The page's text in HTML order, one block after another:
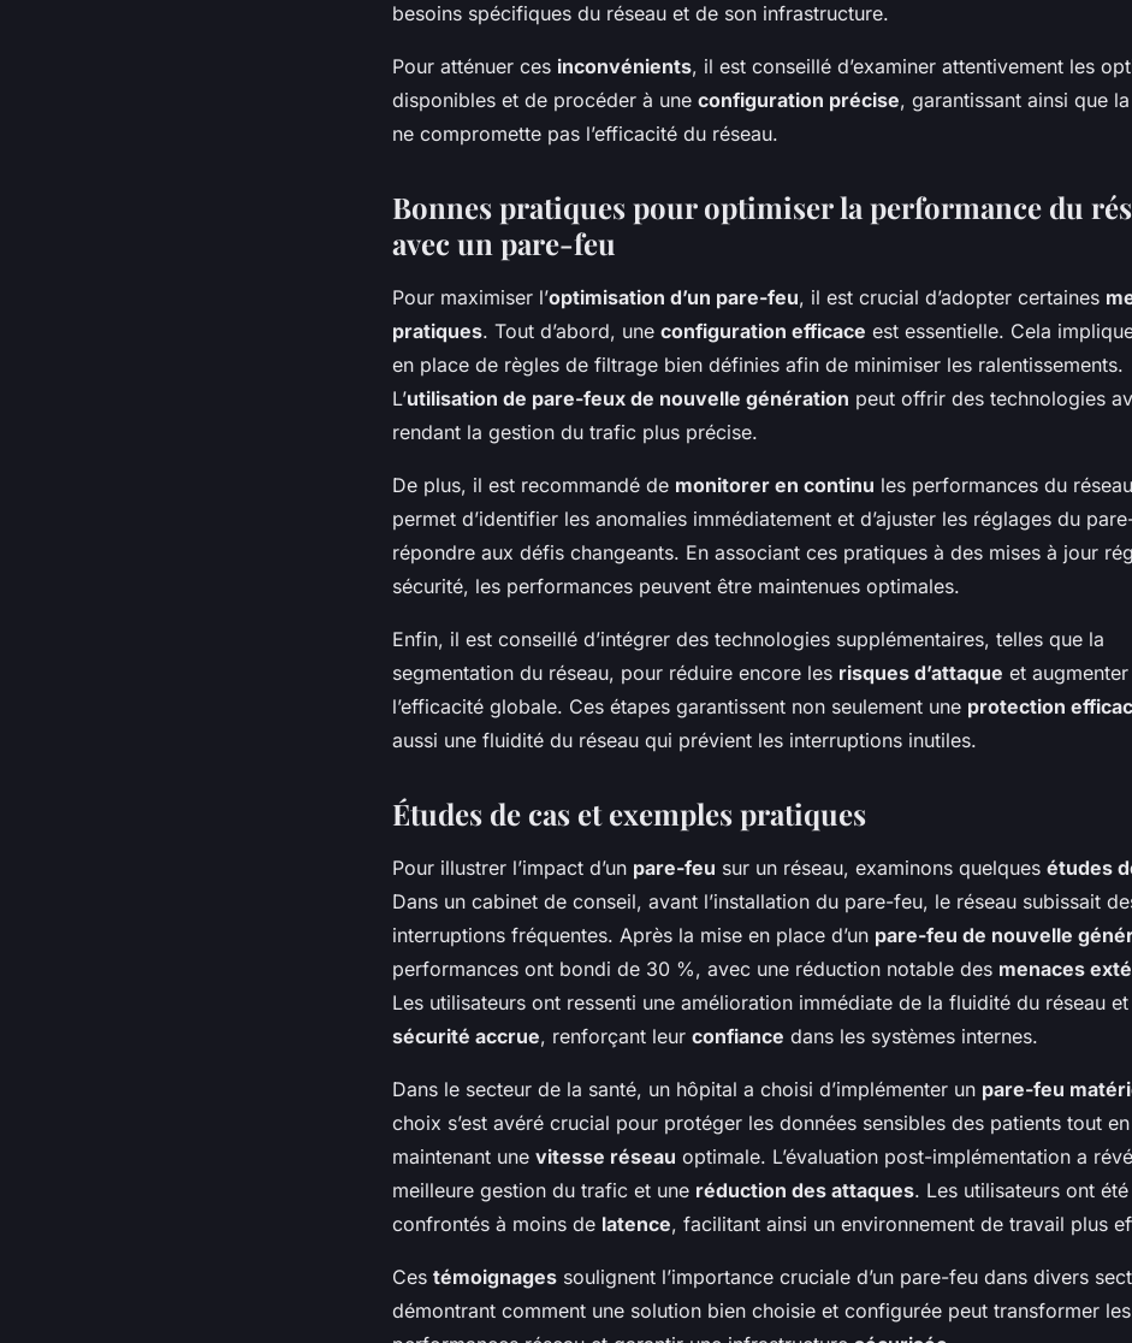
besoins spécifiques du réseau et de son infrastructure.
Pour atténuer ces inconvénients, il est conseillé d’examiner attentivement les
disponibles et de procéder à une configuration précise, garantissant ainsi que la
ne compromette pas l’efficacité du réseau.
Bonnes pratiques pour optimiser la performance du
avec un pare-feu
Pour maximiser l’optimisation d’un pare-feu, il est crucial d’adopter certaines
pratiques. Tout d’abord, une configuration efficace est essentielle. Cela
en place de règles de filtrage bien définies afin de minimiser les ralentissements.
L’utilisation de pare-feux de nouvelle génération peut offrir des technologies
rendant la gestion du trafic plus précise.
De plus, il est recommandé de monitorer en continu les performances du
permet d’identifier les anomalies immédiatement et d’ajuster les réglages du
répondre aux défis changeants. En associant ces pratiques à des mises à jour
sécurité, les performances peuvent être maintenues optimales.
Enfin, il est conseillé d’intégrer des technologies supplémentaires, telles que la
segmentation du réseau, pour réduire encore les risques d’attaque et augmenter
l’efficacité globale. Ces étapes garantissent non seulement une protection
aussi une fluidité du réseau qui prévient les interruptions inutiles.
Études de cas et exemples pratiques
Pour illustrer l’impact d’un pare-feu sur un réseau, examinons quelques études
Dans un cabinet de conseil, avant l’installation du pare-feu, le réseau subissait
interruptions fréquentes. Après la mise en place d’un pare-feu de nouvelle
performances ont bondi de 30 %, avec une réduction notable des menaces
Les utilisateurs ont ressenti une amélioration immédiate de la fluidité du réseau et
sécurité accrue, renforçant leur confiance dans les systèmes internes.
Dans le secteur de la santé, un hôpital a choisi d’implémenter un pare-feu
choix s’est avéré crucial pour protéger les données sensibles des patients tout en
maintenant une vitesse réseau optimale. L’évaluation post-implémentation a
meilleure gestion du trafic et une réduction des attaques. Les utilisateurs ont été
confrontés à moins de latence, facilitant ainsi un environnement de travail plus
Ces témoignages soulignent l’importance cruciale d’un pare-feu dans divers
démontrant comment une solution bien choisie et configurée peut transformer les